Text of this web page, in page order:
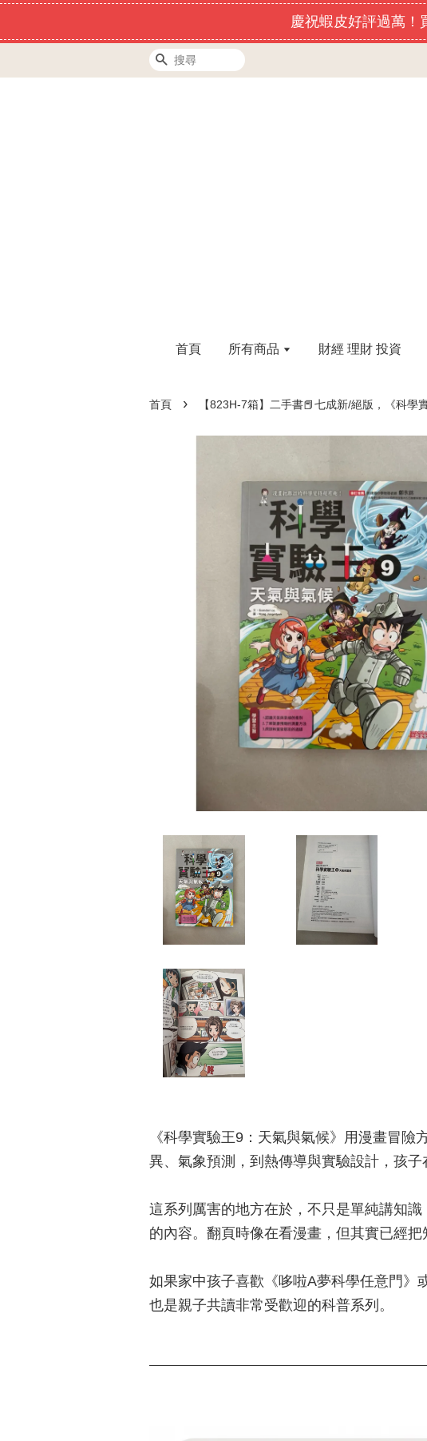
慶祝蝦皮好評過萬！
搜尋
首頁 所有商品 財經 理財 投資
首頁 › 【823H-7箱】二手書📕七成新/絕版，《科
《科學實驗王9：天氣與氣候》用漫畫冒
異、氣象預測，到熱傳導與實驗設計，孩
這系列厲害的地方在於，不只是單純講知
的內容。翻頁時像在看漫畫，但其實已經把
如果家中孩子喜歡《哆啦A夢科學任意門》
也是親子共讀非常受歡迎的科普系列。